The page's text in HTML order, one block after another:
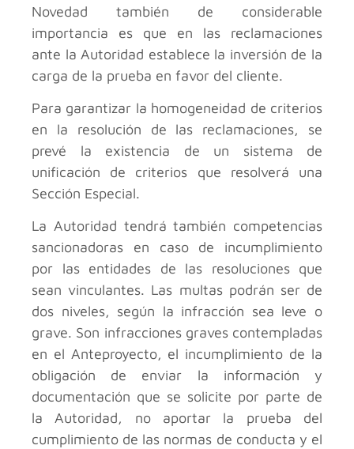
Novedad también de considerable
importancia es que en las reclamaciones
ante la Autoridad establece la inversión de la
carga de la prueba en favor del cliente.
Para garantizar la homogeneidad de criterios
en la resolución de las reclamaciones, se
prevé la existencia de un sistema de
unificación de criterios que resolverá una
Sección Especial.
La Autoridad tendrá también competencias
sancionadoras en caso de incumplimiento
por las entidades de las resoluciones que
sean vinculantes. Las multas podrán ser de
dos niveles, según la infracción sea leve o
grave. Son infracciones graves contempladas
en el Anteproyecto, el incumplimiento de la
obligación de enviar la información y
documentación que se solicite por parte de
la Autoridad, no aportar la prueba del
cumplimiento de las normas de conducta y el